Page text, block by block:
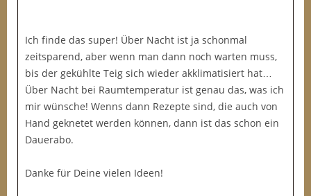
Ich finde das super! Über Nacht ist ja schonmal
zeitsparend, aber wenn man dann noch warten muss,
bis der gekühlte Teig sich wieder akklimatisiert hat…
Über Nacht bei Raumtemperatur ist genau das, was ich
mir wünsche! Wenns dann Rezepte sind, die auch von
Hand geknetet werden können, dann ist das schon ein
Dauerabo.
Danke für Deine vielen Ideen!